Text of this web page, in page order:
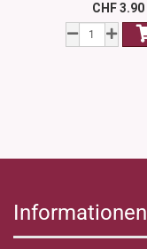
CHF 3.90
Informationen